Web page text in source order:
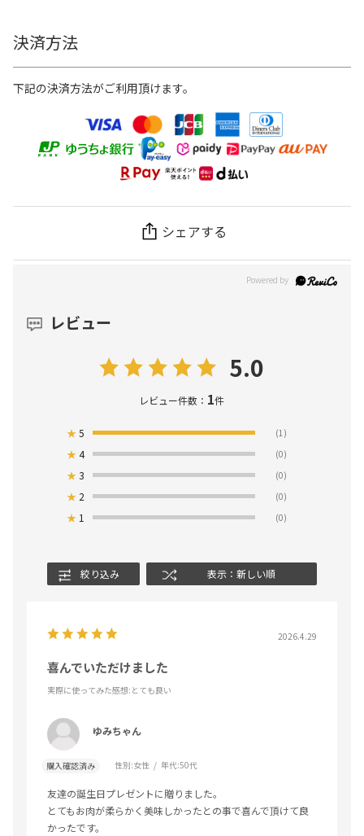
決済方法
下記の決済方法がご利用頂けます。
シェアする
レビュー
5.0
レビュー件数： 1件
★5 (1)
★4 (0)
★3 (0)
★ 2 (0)
★ 1 (0)
絞り込み 表示：新しい順
2026.4.29
喜んでいただけました
実際に使ってみた感想:とても良い
ゆみちゃん
購入確認済み 性別:女性 年代:50代
友達の誕生日プレゼントに贈りました。
とてもお肉が柔らかく美味しかったとの事で喜んで頂けて良
かったです。